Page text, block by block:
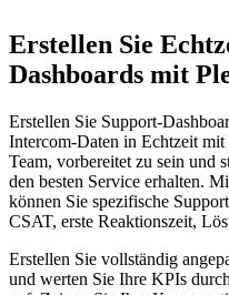
Erstellen Sie
Dashboards mit
Erstellen Sie Support-
Intercom-Daten in Echtzeit
Team, vorbereitet zu sein und
den besten Service erhalten.
können Sie spezifische
CSAT, erste Reaktionszeit,
Erstellen Sie vollständig
und werten Sie Ihre KPIs